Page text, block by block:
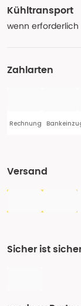
Kühltransport
wenn erforderlich
Zahlarten
Rechnung
Versand
Sicher ist